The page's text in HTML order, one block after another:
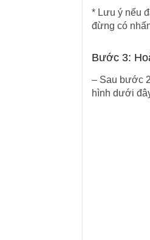
* Lưu ý nếu
đừng có
Bước 3:
– Sau bước
hình dưới